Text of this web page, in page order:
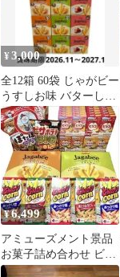
¥3,000
全12箱 60袋 じゃがビー
うすしお味 バターしょ
うゆ味 完熟梅味 3種セ
ット
¥6,499
アミューズメント景品
お菓子詰め合わせ ビス
コ じゃがビー とんがり